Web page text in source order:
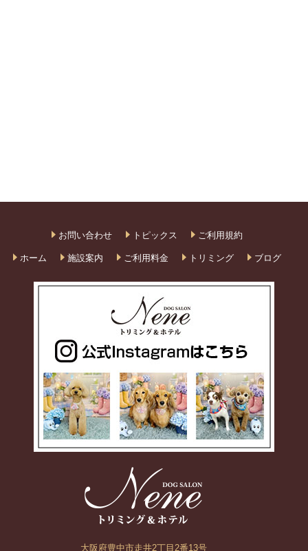
お問い合わせ トピックス ご利用規約
ホーム 施設案内 ご利用料金 トリミング ブログ
大阪府豊中市走井2丁目2番13号